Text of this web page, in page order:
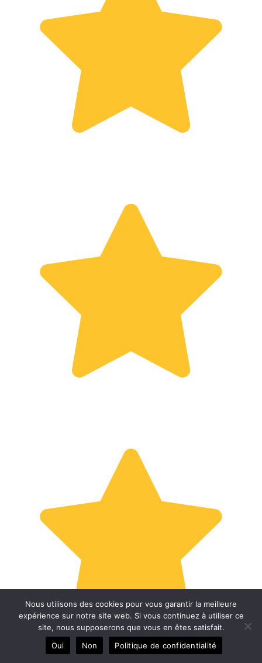
Nous utilisons des cookies pour vous garantir la meilleure
expérience sur notre site web. Si vous continuez à utiliser ce
site, nous supposerons que vous en êtes satisfait.
Oui
Non Politique de confidentialité